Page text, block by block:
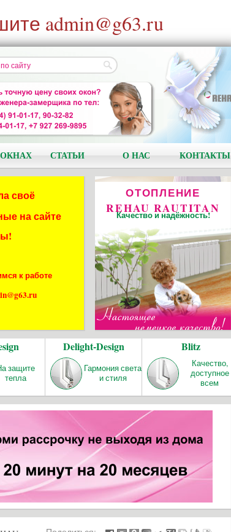
admin@g63.ru
СТАТЬИ О НАС КОНТАКТЫ
своё
на сайте
к работе
DELIGHT-DESIGN
На 10% больше света
Эксклюзивный дизайн
Отличные теплотехнические
характеристики
ОТОПЛЕНИЕ
REHAU RAUTITAN
Качество и надёжность!
БАЛКОНЫ И
ЛОДЖИИ
защите
тепла
Delight-Design
Гармония света
и стиля
Blitz
Качество,
доступное
всем